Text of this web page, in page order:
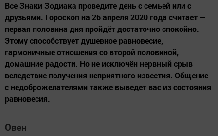
Все Знаки Зодиака проведите день с семьей или с
друзьями. Гороскоп на 26 апреля 2020 года считает —
первая половина дня пройдёт достаточно спокойно.
Этому способствует душевное равновесие,
гармоничные отношения со второй половиной,
домашние радости. Но не исключён нервный срыв
вследствие получения неприятного известия. Общение
с недоброжелателями также выведет вас из состояния
равновесия.
Овен